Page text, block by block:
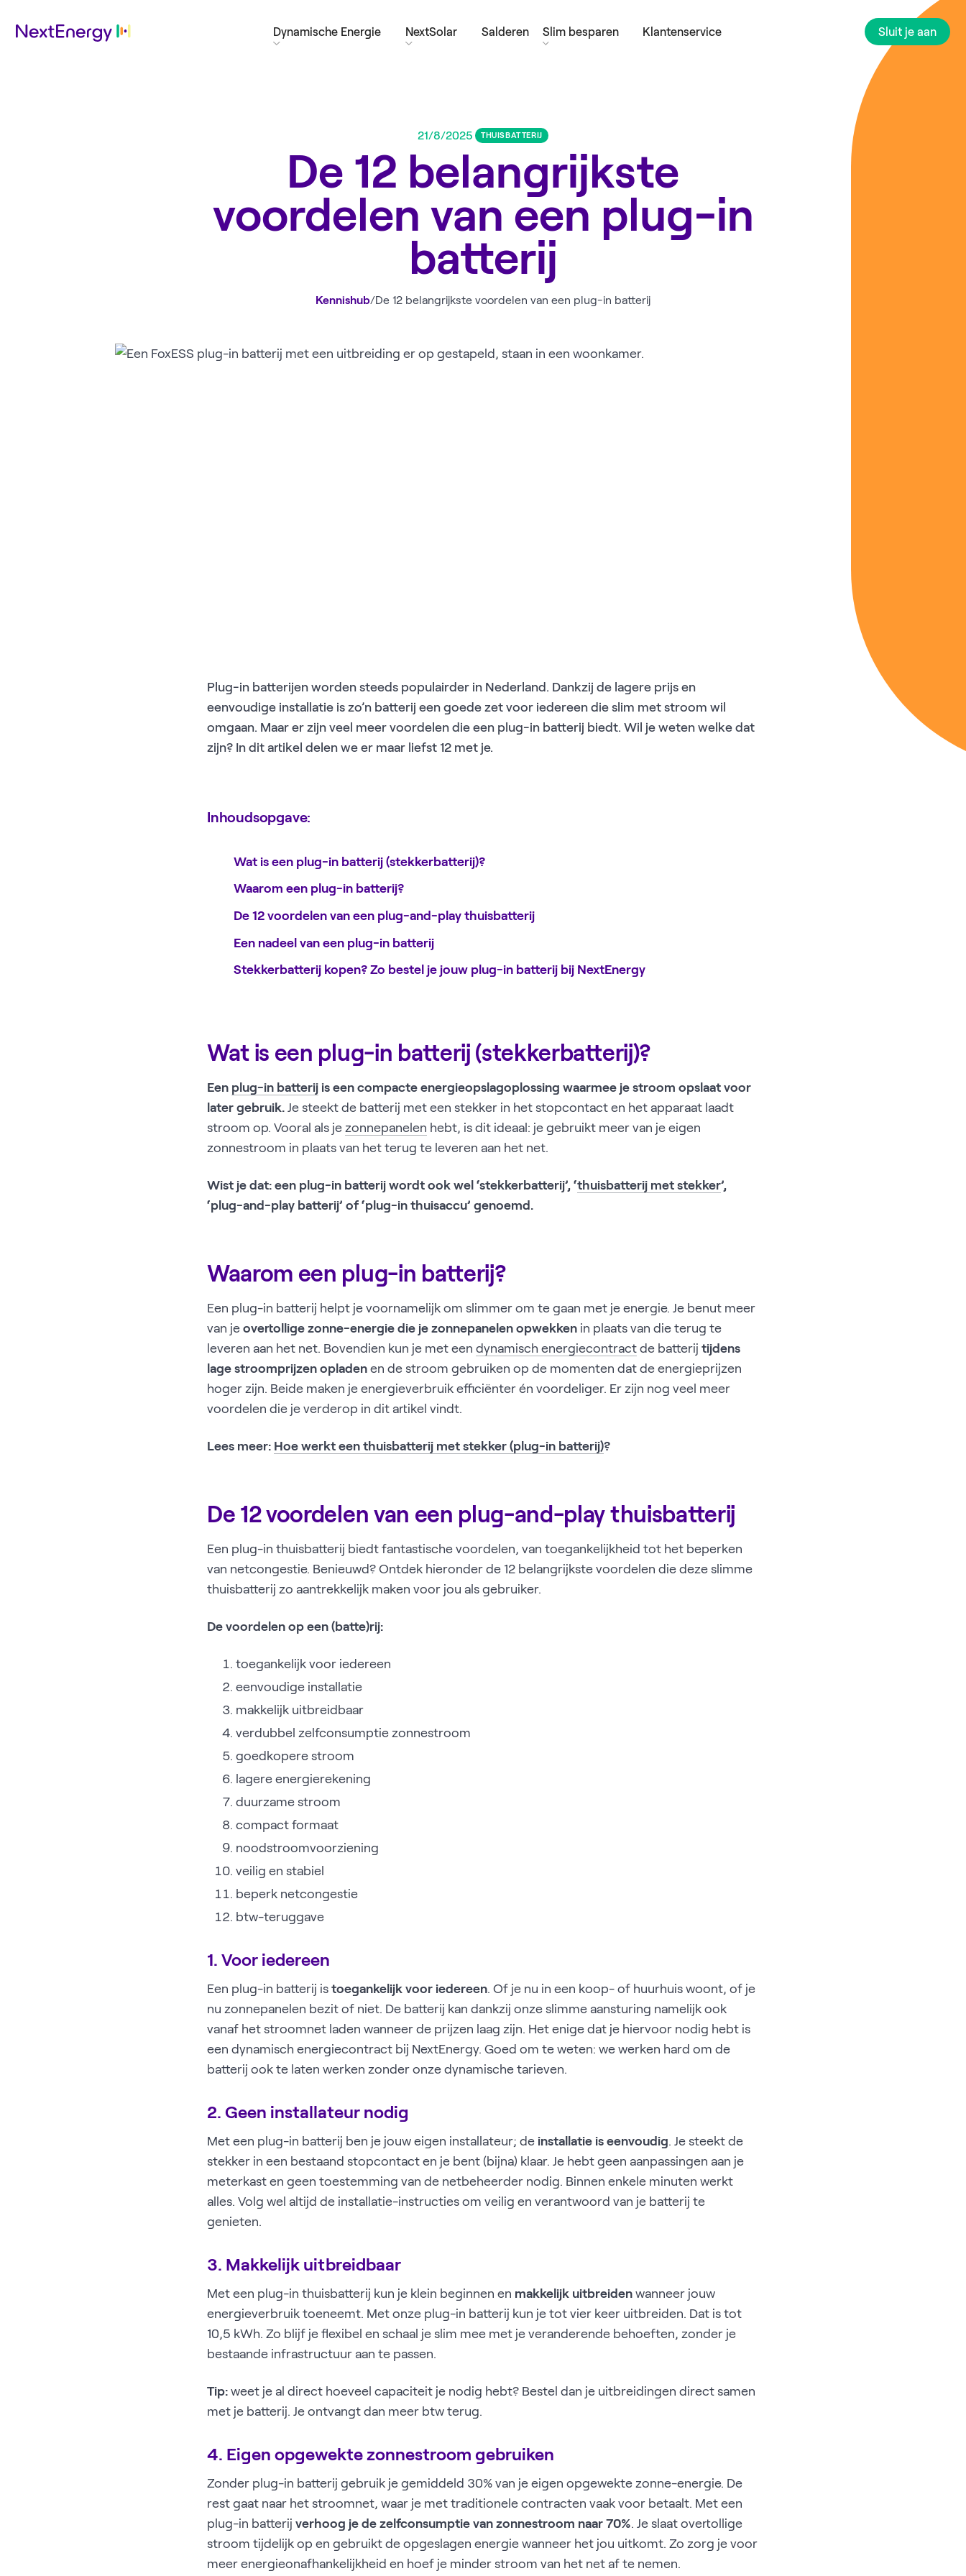
Dynamische Energie NextSolar Salderen Slim besparen Klantenservice Sluit je aan
21/8/2025 THUISBATTERIJ
De 12 belangrijkste
voordelen van een plug-in
batterij
Kennishub/De 12 belangrijkste voordelen van een plug-in batterij
Plug-in batterijen worden steeds populairder in Nederland. Dankzij de lagere prijs en
eenvoudige installatie is zo’n batterij een goede zet voor iedereen die slim met stroom wil
omgaan. Maar er zijn veel meer voordelen die een plug-in batterij biedt. Wil je weten welke dat
zijn? In dit artikel delen we er maar liefst 12 met je.
Inhoudsopgave:
Wat is een plug-in batterij (stekkerbatterij)?
Waarom een plug-in batterij?
De 12 voordelen van een plug-and-play thuisbatterij
Een nadeel van een plug-in batterij
Stekkerbatterij kopen? Zo bestel je jouw plug-in batterij bij NextEnergy
Wat is een plug-in batterij (stekkerbatterij)?
Een plug-in batterij is een compacte energieopslagoplossing waarmee je stroom opslaat voor
later gebruik. Je steekt de batterij met een stekker in het stopcontact en het apparaat laadt
stroom op. Vooral als je zonnepanelen hebt, is dit ideaal: je gebruikt meer van je eigen
zonnestroom in plaats van het terug te leveren aan het net.
Wist je dat: een plug-in batterij wordt ook wel ‘stekkerbatterij’, ‘thuisbatterij met stekker’,
‘plug-and-play batterij’ of ‘plug-in thuisaccu’ genoemd.
Waarom een plug-in batterij?
Een plug-in batterij helpt je voornamelijk om slimmer om te gaan met je energie. Je benut meer
van je overtollige zonne-energie die je zonnepanelen opwekken in plaats van die terug te
leveren aan het net. Bovendien kun je met een dynamisch energiecontract de batterij tijdens
lage stroomprijzen opladen en de stroom gebruiken op de momenten dat de energieprijzen
hoger zijn. Beide maken je energieverbruik efficiënter én voordeliger. Er zijn nog veel meer
voordelen die je verderop in dit artikel vindt.
Lees meer: Hoe werkt een thuisbatterij met stekker (plug-in batterij)?
De 12 voordelen van een plug-and-play thuisbatterij
Een plug-in thuisbatterij biedt fantastische voordelen, van toegankelijkheid tot het beperken
van netcongestie. Benieuwd? Ontdek hieronder de 12 belangrijkste voordelen die deze slimme
thuisbatterij zo aantrekkelijk maken voor jou als gebruiker.
De voordelen op een (batte)rij:
toegankelijk voor iedereen
eenvoudige installatie
makkelijk uitbreidbaar
verdubbel zelfconsumptie zonnestroom
goedkopere stroom
lagere energierekening
duurzame stroom
compact formaat
noodstroomvoorziening
veilig en stabiel
beperk netcongestie
btw-teruggave
1. Voor iedereen
Een plug-in batterij is toegankelijk voor iedereen. Of je nu in een koop- of huurhuis woont, of je
nu zonnepanelen bezit of niet. De batterij kan dankzij onze slimme aansturing namelijk ook
vanaf het stroomnet laden wanneer de prijzen laag zijn. Het enige dat je hiervoor nodig hebt is
een dynamisch energiecontract bij NextEnergy. Goed om te weten: we werken hard om de
batterij ook te laten werken zonder onze dynamische tarieven.
2. Geen installateur nodig
Met een plug-in batterij ben je jouw eigen installateur; de installatie is eenvoudig. Je steekt de
stekker in een bestaand stopcontact en je bent (bijna) klaar. Je hebt geen aanpassingen aan je
meterkast en geen toestemming van de netbeheerder nodig. Binnen enkele minuten werkt
alles. Volg wel altijd de installatie-instructies om veilig en verantwoord van je batterij te
genieten.
3. Makkelijk uitbreidbaar
Met een plug-in thuisbatterij kun je klein beginnen en makkelijk uitbreiden wanneer jouw
energieverbruik toeneemt. Met onze plug-in batterij kun je tot vier keer uitbreiden. Dat is tot
10,5 kWh. Zo blijf je flexibel en schaal je slim mee met je veranderende behoeften, zonder je
bestaande infrastructuur aan te passen.
Tip: weet je al direct hoeveel capaciteit je nodig hebt? Bestel dan je uitbreidingen direct samen
met je batterij. Je ontvangt dan meer btw terug.
4. Eigen opgewekte zonnestroom gebruiken
Zonder plug-in batterij gebruik je gemiddeld 30% van je eigen opgewekte zonne-energie. De
rest gaat naar het stroomnet, waar je met traditionele contracten vaak voor betaalt. Met een
plug-in batterij verhoog je de zelfconsumptie van zonnestroom naar 70%. Je slaat overtollige
stroom tijdelijk op en gebruikt de opgeslagen energie wanneer het jou uitkomt. Zo zorg je voor
meer energieonafhankelijkheid en hoef je minder stroom van het net af te nemen.